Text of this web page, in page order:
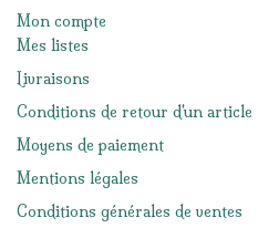
Mon compte
Mes listes
Livraisons
Conditions de retour d'un article
Moyens de paiement
Mentions légales
Conditions générales de ventes